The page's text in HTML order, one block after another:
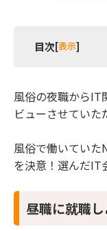
目次[表示]
2 昼ジョブを
3 昼職に就職
風俗の夜職からIT
ビューさせてい
風俗で働いていた
を決意！選んだIT
昼職に就職